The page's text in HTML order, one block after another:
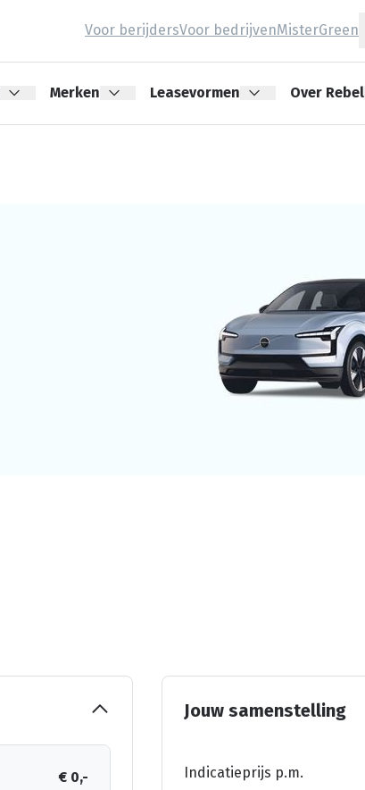
Voor berijdersVoor bedrijvenMisterGreen
Merken Leasevormen Over Rebel
€ 0,-
Jouw samenstelling
Indicatieprijs p.m.